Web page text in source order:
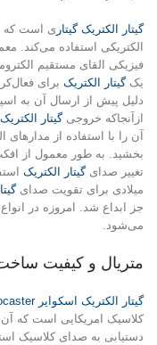
گیتار الکتریک گیتار ی است که
الکتریکی استفاده می‌کند.
فیزیکی القای مستقیم
یکگیتار الکتریک برای
دلیل پیش از ارسال آن به
ازآنجاکه خروجیگیتار الکتریک
آن را با استفاده از مدارهای
تغییر صدایگیتار الکتریک
میلادی برای تقویت صدای
جز ابداع شد. امروزه در
می‌شود.
متریال و کیفیت
گیتار الکتریک اسکوایر Stratocaster
کلاسیک امریکایی است که
دستیابی به صدای کلاسیک